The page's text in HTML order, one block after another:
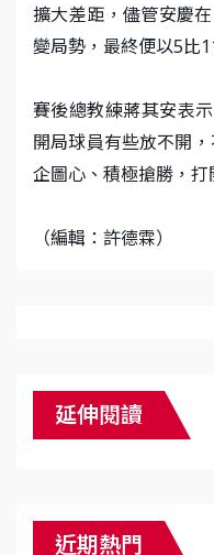
擴大差距，儘管安慶
變局勢，最終便以5比
賽後總教練蔣其安表
開局球員有些放不開
企圖心、積極搶勝，打
（編輯：許德霖）
延伸閱讀
近期熱門